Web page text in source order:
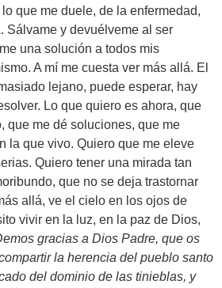
que me duele, de la enfermedad,
Sálvame y devuélveme al ser
una solución a todos mis
A mí me cuesta ver más allá. El
lejano, puede esperar, hay
Lo que quiero es ahora, que
que me dé soluciones, que me
la que vivo. Quiero que me eleve
Quiero tener una mirada tan
que no se deja trastornar
allá, ve el cielo en los ojos de
vivir en la luz, en la paz de Dios,
gracias a Dios Padre, que os
la herencia del pueblo santo
del dominio de las tinieblas, y